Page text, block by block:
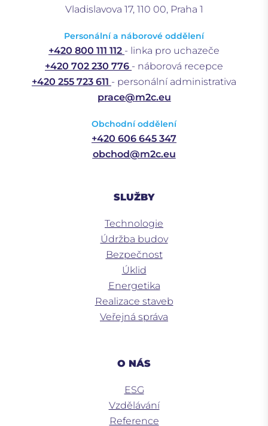
Vladislavova 17, 110 00, Praha 1
Personální a náborové oddělení
+420 800 111 112 - linka pro uchazeče
+420 702 230 776 - náborová recepce
+420 255 723 611 - personální administrativa
prace@m2c.eu
Obchodní oddělení
+420 606 645 347
obchod@m2c.eu
SLUŽBY
Technologie
Údržba budov
Bezpečnost
Úklid
Energetika
Realizace staveb
Veřejná správa
O NÁS
ESG
Vzdělávání
Reference